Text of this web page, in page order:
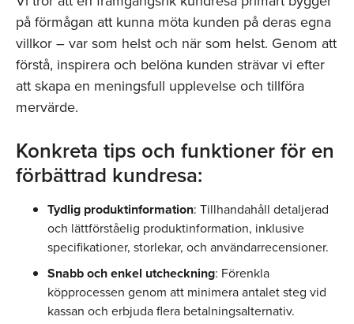
på förmågan att kunna möta kunden på deras egna
villkor – var som helst och när som helst. Genom att
förstå, inspirera och belöna kunden strävar vi efter
att skapa en meningsfull upplevelse och tillföra
mervärde.
Konkreta tips och funktioner för en
förbättrad kundresa:
Tydlig produktinformation: Tillhandahåll detaljerad
och lättförståelig produktinformation, inklusive
specifikationer, storlekar, och användarrecensioner.
Snabb och enkel utcheckning: Förenkla
köpprocessen genom att minimera antalet steg vid
kassan och erbjuda flera betalningsalternativ.